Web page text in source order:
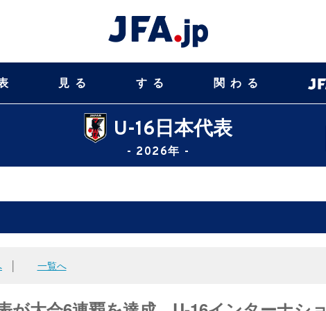
見る する 関わる
U-16日本代表
- 2026年 -
一覧へ